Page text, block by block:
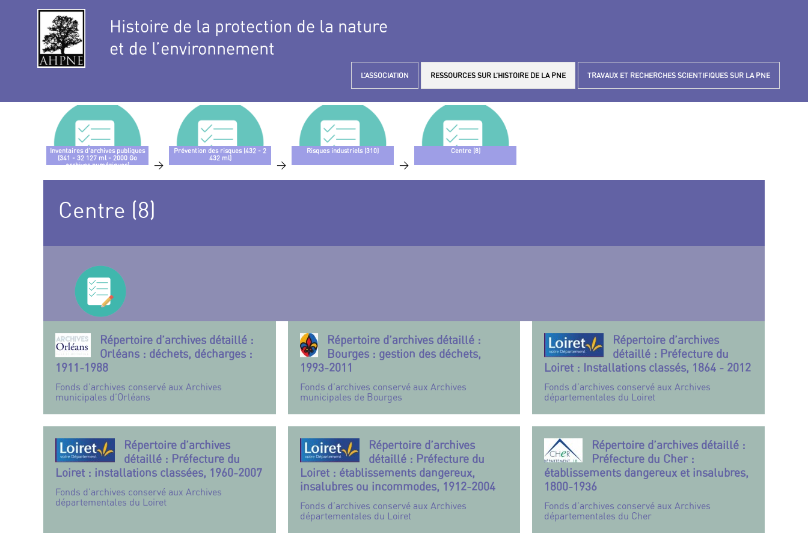
Histoire de la protection de la nature
et de l’environnement
L’ASSOCIATION RESSOURCES SUR L’HISTOIRE DE LA PNE TRAVAUX ET RECHERCHES SCIENTIFIQUES SUR LA PNE
Inventaires d’archives publiques
(341 - 32 127 ml - 2000 Go
archives numériques)
>
Prévention des risques (432 - 2
432 ml)
>
Risques industriels (310)
>
Centre (8)
Centre (8)
Répertoire d’archives détaillé :
Orléans : déchets, décharges :
1911-1988
Fonds d’archives conservé aux Archives
municipales d’Orléans
Répertoire d’archives détaillé :
Bourges : gestion des déchets,
1993-2011
Fonds d’archives conservé aux Archives
municipales de Bourges
Répertoire d’archives
détaillé : Préfecture du
Loiret : Installations classés, 1864 - 2012
Fonds d’archives conservé aux Archives
départementales du Loiret
Répertoire d’archives
détaillé : Préfecture du
Loiret : installations classées, 1960-2007
Fonds d’archives conservé aux Archives
départementales du Loiret
Répertoire d’archives
détaillé : Préfecture du
Loiret : établissements dangereux,
insalubres ou incommodes, 1912-2004
Fonds d’archives conservé aux Archives
départementales du Loiret
Répertoire d’archives détaillé :
Préfecture du Cher :
établissements dangereux et insalubres,
1800-1936
Fonds d’archives conservé aux Archives
départementales du Cher